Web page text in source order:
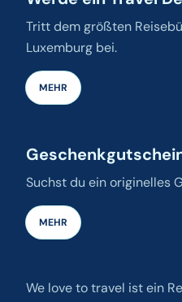
Tritt dem größten
Luxemburg bei.
MEHR
Suchst du ein originelles
MEHR
We love to travel ist ein